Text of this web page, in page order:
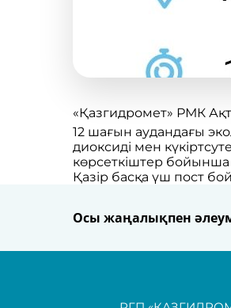
«Қазгидромет» РМК
12 шағын аудандағы
диоксиді мен
көрсеткіштер бойынша
Қазір басқа үш пост
Осы жаңалықпен